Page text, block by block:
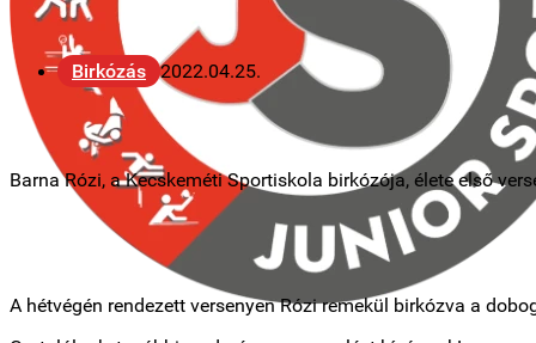
Birkózás 2022.04.25.
Barna Rózi, a Kecskeméti Sportiskola birkózója, élete első
A hétvégén rendezett versenyen Rózi remekül birkózva a